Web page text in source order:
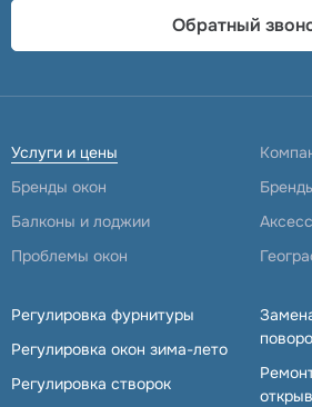
Обратный
Услуги и цены
Бренды окон
Балконы и лоджии
Проблемы окон
Регулировка фурнитуры
Регулировка окон зима-лето
Регулировка створок